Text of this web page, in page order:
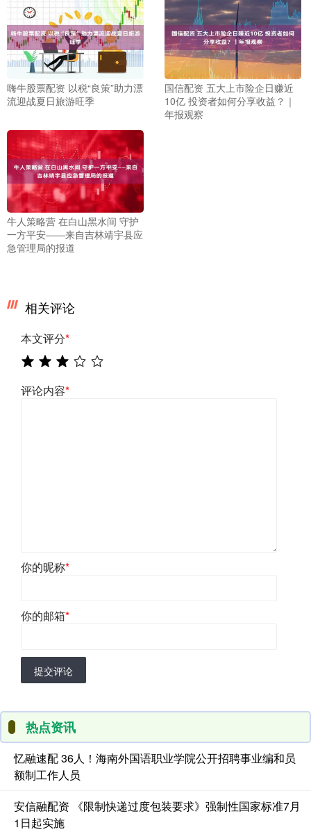
嗨牛股票配资 以税“良策”助力漂
流迎战夏日旅游旺季
国信配资 五大上市险企日赚近
10亿 投资者如何分享收益？｜
年报观察
牛人策略营 在白山黑水间 守护
一方平安——来自吉林靖宇县应
急管理局的报道
相关评论
本文评分*
评论内容*
你的昵称*
你的邮箱*
提交评论
热点资讯
忆融速配 36人！海南外国语职业学院公开招聘事业编和员
额制工作人员
安信融配资 《限制快递过度包装要求》强制性国家标准7月
1日起实施